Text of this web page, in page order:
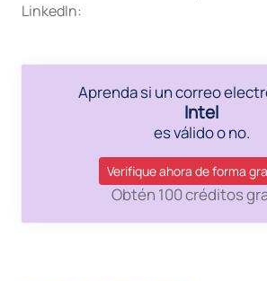
LinkedIn:
Aprenda si un correo
Intel
es válido o no.
Verifique ahora de forma
Obtén 100 créditos